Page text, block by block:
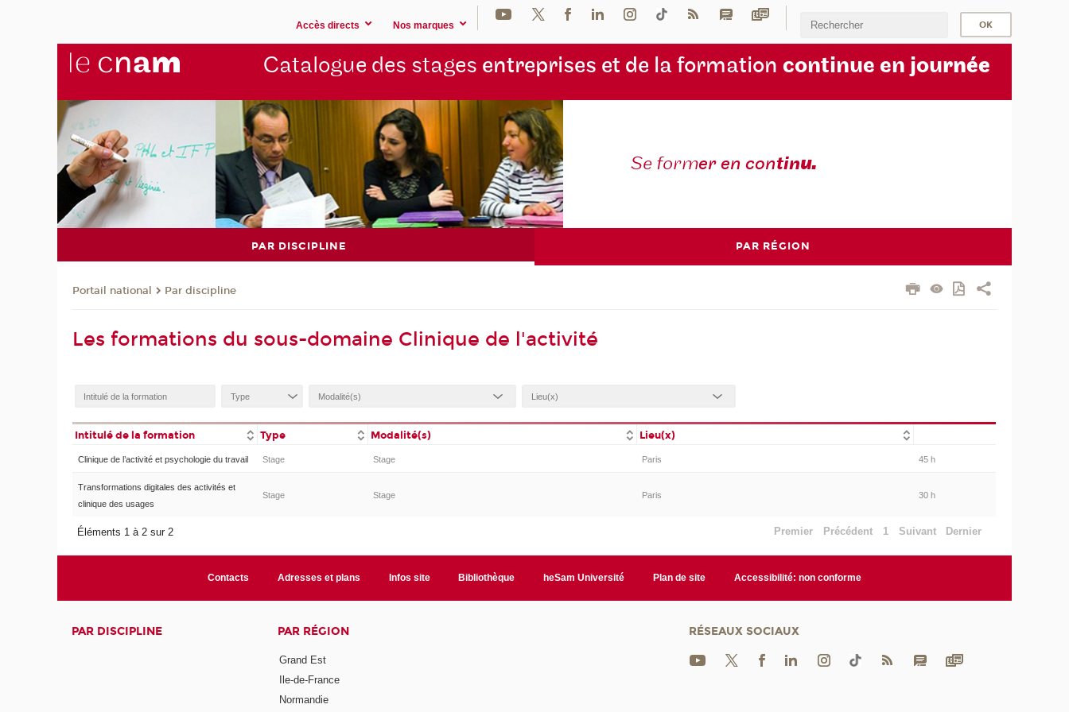
Accès directs Nos marques
Catalogue des stages entreprises et de la formation continue en journée
Se former en continu.
PAR DISCIPLINE PAR RÉGION
Portail national Par discipline
Les formations du sous-domaine Clinique de l'activité
Intitulé de la formation Type Modalité(s) Lieu(x)
Clinique de l’activité et psychologie du travail Stage Stage Paris 45 h
Transformations digitales des activités et
clinique des usages
Stage Stage Paris 30 h
Éléments 1 à 2 sur 2 Premier Précédent 1 Suivant Dernier
Contacts Adresses et plans Infos site Bibliothèque heSam Université Plan de site Accessibilité: non conforme
PAR DISCIPLINE PAR RÉGION
Grand Est
Ile-de-France
Normandie
RÉSEAUX SOCIAUX